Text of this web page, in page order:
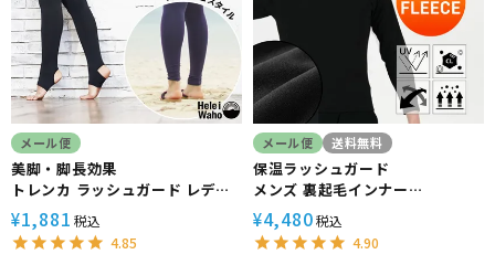
メール便
美脚・脚長効果
トレンカ ラッシュガード レディ
ース HeleiWaho ヘレイワホ マ
リンカ UPF50+ 日焼け止め 接触
冷感 シュノーケリング 海 プール
¥1,881 税込
4.85
メール便 送料無料
保温ラッシュガード
メンズ 裏起毛インナー
HeleiWaho ヘレイワホ 水陸両
用 ウェットスーツ ドライスーツ
ダイビング サーフィン 防寒 日本
¥4,480税込
4.90